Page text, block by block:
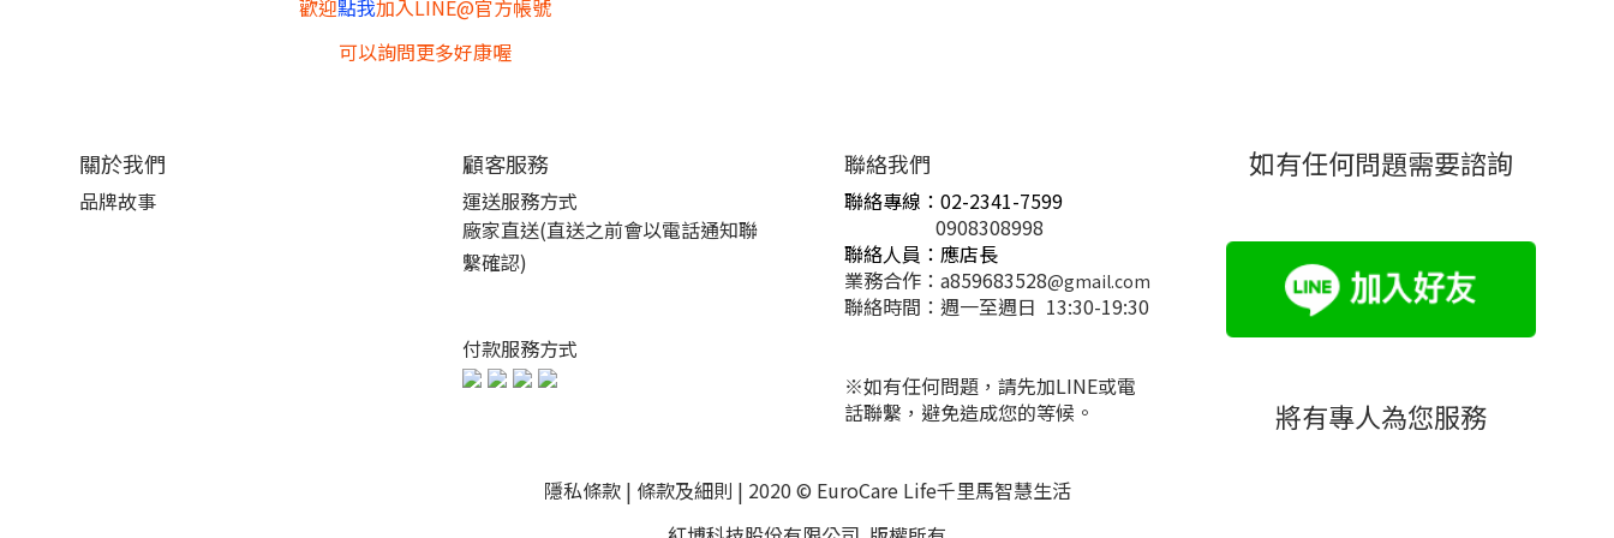
歡迎點我加入LINE@官方帳號
可以詢問更多好康喔
關於我們
品牌故事
顧客服務
運送服務方式
廠家直送(直送之前會以電話通知聯
繫確認)
付款服務方式
聯絡我們
聯絡專線：02-2341-7599
0908308998
聯絡人員：應店長
業務合作：a859683528@gmail.com
聯絡時間：週一至週日 13:30-19:30
※如有任何問題，請先加LINE或電
話聯繫，避免造成您的等候。
如有任何問題需要諮詢
將有專人為您服務
隱私條款| 條款及細則 | 2020 © EuroCare Life千里馬智慧生活